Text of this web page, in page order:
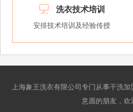
 洗衣技术培训
安排技术培训及经验传授
上海象王洗衣有限公司专门从事干洗
意愿的朋友，欢